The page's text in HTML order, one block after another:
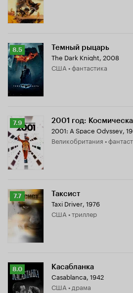
Рейтинг
Кинопоиска
8.5
8.5 Темный рыцарь
The Dark Knight, 2008
США • фантастика
Рейтинг
Кинопоиска
7.9
7.9 2001 год:
2001: A Space Odyssey,
Великобритания •
Рейтинг
Кинопоиска
7.7
7.7 Таксист
Taxi Driver, 1976
США • триллер
Рейтинг
Кинопоиска
8.0
8.0 Касабланка
Casablanca, 1942
США • драма